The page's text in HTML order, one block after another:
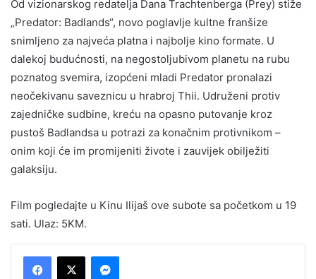
Od vizionarskog redatelja Dana Trachtenberga (Prey) stiže
„Predator: Badlands“, novo poglavlje kultne franšize
snimljeno za najveća platna i najbolje kino formate. U
dalekoj budućnosti, na negostoljubivom planetu na rubu
poznatog svemira, izopćeni mladi Predator pronalazi
neočekivanu saveznicu u hrabroj Thii. Udruženi protiv
zajedničke sudbine, kreću na opasno putovanje kroz
pustoš Badlandsa u potrazi za konačnim protivnikom –
onim koji će im promijeniti živote i zauvijek obilježiti
galaksiju.
Film pogledajte u Kinu Ilijaš ove subote sa početkom u 19
sati. Ulaz: 5KM.